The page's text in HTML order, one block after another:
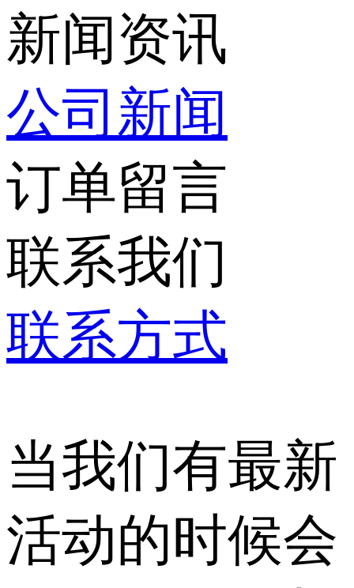
新闻资讯
公司新闻
订单留言
联系我们
联系方式
当我们有最新
活动的时候会